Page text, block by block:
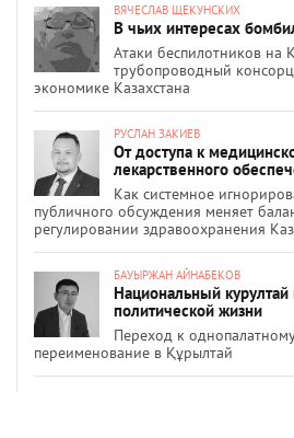
ВЯЧЕСЛАВ ЩЕКУНСКИХ
В чьих интересах
Атаки беспилотников на
трубопроводный
экономике Казахстана
РУСЛАН ЗАКИЕВ
От доступа к
лекарственного
Как системное
публичного обсуждения меняет
регулировании здравоохранения
БАУЫРЖАН АЙНАБЕКОВ
Национальный курултай
политической жизни
Переход к
переименование в Құрылтай